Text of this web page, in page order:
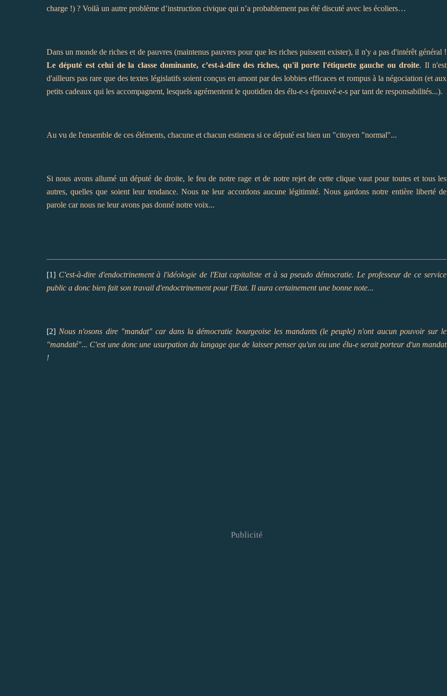
charge !) ? Voilà un autre problème d’instruction civique qui n’a probablement pas été discuté avec les écoliers…
Dans un monde de riches et de pauvres (maintenus pauvres pour que les riches puissent exister), il n'y a pas d'intérêt général !
Le député est celui de la classe dominante, c’est-à-dire des riches, qu'il porte l'étiquette gauche ou droite. Il n'est
d'ailleurs pas rare que des textes législatifs soient conçus en amont par des lobbies efficaces et rompus à la négociation (et aux
petits cadeaux qui les accompagnent, lesquels agrémentent le quotidien des élu-e-s éprouvé-e-s par tant de responsabilités...).
Au vu de l'ensemble de ces éléments, chacune et chacun estimera si ce député est bien un "citoyen "normal"...
Si nous avons allumé un député de droite, le feu de notre rage et de notre rejet de cette clique vaut pour toutes et tous les
autres, quelles que soient leur tendance. Nous ne leur accordons aucune légitimité. Nous gardons notre entière liberté de
parole car nous ne leur avons pas donné notre voix...
[1] C'est-à-dire d'endoctrinement à l'idéologie de l'Etat capitaliste et à sa pseudo démocratie. Le professeur de ce service
public a donc bien fait son travail d'endoctrinement pour l'Etat. Il aura certainement une bonne note...
[2] Nous n'osons dire "mandat" car dans la démocratie bourgeoise les mandants (le peuple) n'ont aucun pouvoir sur le
"mandaté"... C'est une donc une usurpation du langage que de laisser penser qu'un ou une élu-e serait porteur d'un mandat
!
Publicité